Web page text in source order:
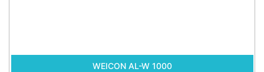
WEICON AL-W 1000